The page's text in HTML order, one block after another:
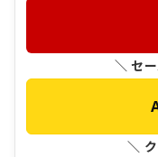
＼ セ
＼